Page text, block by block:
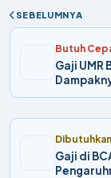
SEBELUMNYA
Butuh
Gaji UMR
Dibutuhkan
Gaji di